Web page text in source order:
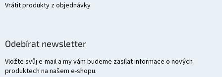
Vrátit produkty z objednávky
Odebírat newsletter
Vložte svůj e-mail a my vám budeme zasílat informace o nových
produktech na našem e-shopu.